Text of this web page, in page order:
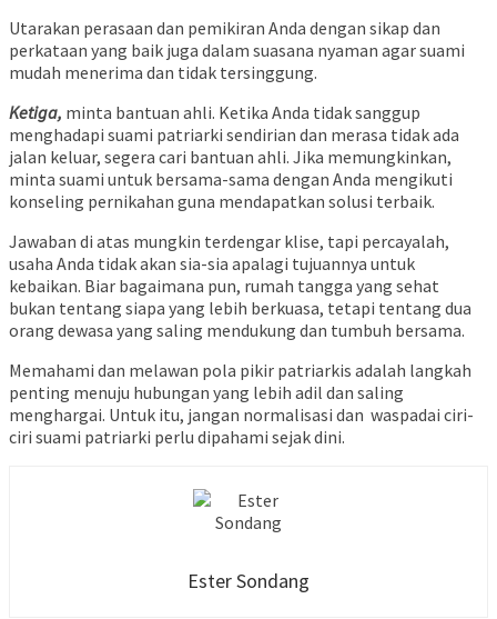
Utarakan perasaan dan pemikiran Anda dengan sikap dan
perkataan yang baik juga dalam suasana nyaman agar suami
mudah menerima dan tidak tersinggung.
Ketiga, minta bantuan ahli. Ketika Anda tidak sanggup
menghadapi suami patriarki sendirian dan merasa tidak ada
jalan keluar, segera cari bantuan ahli. Jika memungkinkan,
minta suami untuk bersama-sama dengan Anda mengikuti
konseling pernikahan guna mendapatkan solusi terbaik.
Jawaban di atas mungkin terdengar klise, tapi percayalah,
usaha Anda tidak akan sia-sia apalagi tujuannya untuk
kebaikan. Biar bagaimana pun, rumah tangga yang sehat
bukan tentang siapa yang lebih berkuasa, tetapi tentang dua
orang dewasa yang saling mendukung dan tumbuh bersama.
Memahami dan melawan pola pikir patriarkis adalah langkah
penting menuju hubungan yang lebih adil dan saling
menghargai. Untuk itu, jangan normalisasi dan waspadai ciri-
ciri suami patriarki perlu dipahami sejak dini.
Ester Sondang